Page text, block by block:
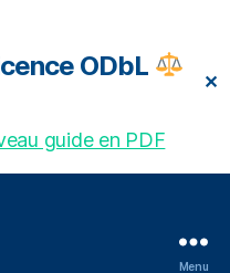
ODbL
guide en PDF
✕
Menu